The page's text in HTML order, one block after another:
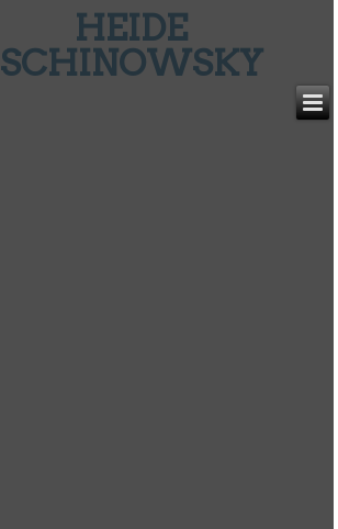
HEIDE
SCHINOWSKY